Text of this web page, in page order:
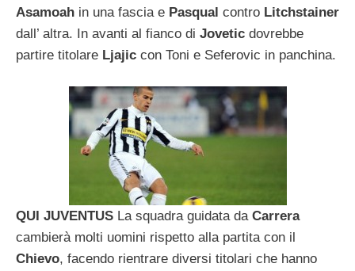
Asamoah in una fascia e Pasqual contro Litchstainer
dall’ altra. In avanti al fianco di Jovetic dovrebbe
partire titolare Ljajic con Toni e Seferovic in panchina.
QUI JUVENTUS La squadra guidata da Carrera
cambierà molti uomini rispetto alla partita con il
Chievo, facendo rientrare diversi titolari che hanno